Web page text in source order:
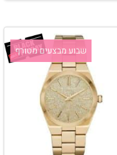
שבוע מבצעים מטורף